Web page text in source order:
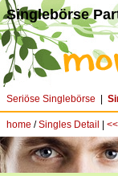
Singlebörse
Seriöse Singlebörse
home /Singles Detail